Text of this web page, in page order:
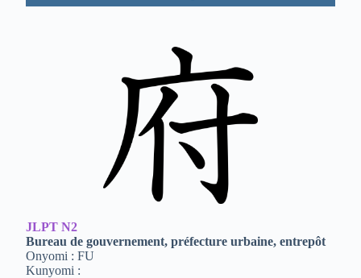
JLPT N2
Bureau de gouvernement, préfecture urbaine, entrepôt
Onyomi : FU
Kunyomi :